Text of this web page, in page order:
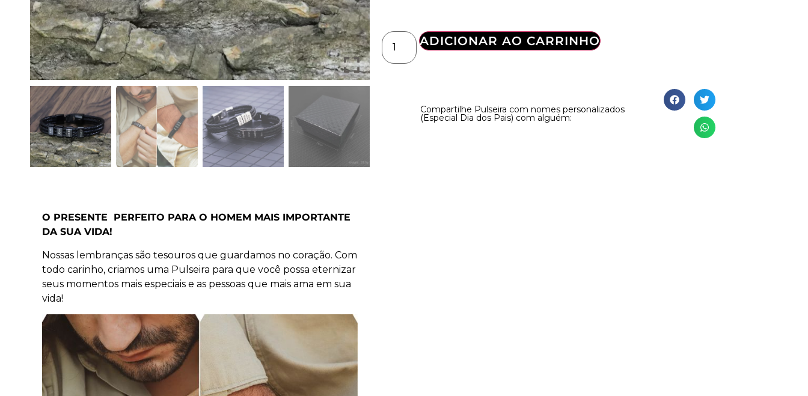
O PRESENTE PERFEITO PARA O HOMEM MAIS IMPORTANTE
DA SUA VIDA!
Nossas lembranças são tesouros que guardamos no coração. Com
todo carinho, criamos uma Pulseira para que você possa eternizar
seus momentos mais especiais e as pessoas que mais ama em sua
vida!
ADICIONAR AO CARRINHO
Compartilhe Pulseira com nomes personalizados
(Especial Dia dos Pais) com alguém: